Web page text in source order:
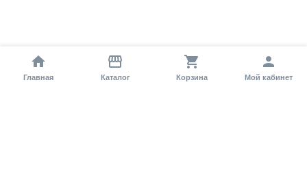
Главная Каталог Корзина Мой кабинет